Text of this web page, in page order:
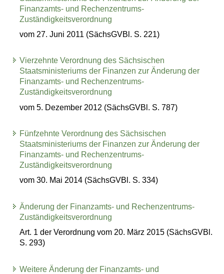
Finanzamts- und Rechenzentrums-
Zuständigkeitsverordnung
vom 27. Juni 2011 (SächsGVBl. S. 221)
Vierzehnte Verordnung des Sächsischen
Staatsministeriums der Finanzen zur Änderung der
Finanzamts- und Rechenzentrums-
Zuständigkeitsverordnung
vom 5. Dezember 2012 (SächsGVBl. S. 787)
Fünfzehnte Verordnung des Sächsischen
Staatsministeriums der Finanzen zur Änderung der
Finanzamts- und Rechenzentrums-
Zuständigkeitsverordnung
vom 30. Mai 2014 (SächsGVBl. S. 334)
Änderung der Finanzamts- und Rechenzentrums-
Zuständigkeitsverordnung
Art. 1 der Verordnung vom 20. März 2015 (SächsGVBl.
S. 293)
Weitere Änderung der Finanzamts- und